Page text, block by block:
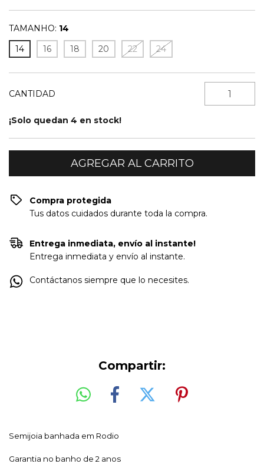
TAMANHO: 14
14
16 18 20 22 24
CANTIDAD
¡Solo quedan 4 en stock!
Compra protegida
Tus datos cuidados durante toda la compra.
Entrega inmediata, envío al instante!
Entrega inmediata y envío al instante.
Contáctanos siempre que lo necesites.
Compartir:
Semijoia banhada em Rodio
Garantia no banho de 2 anos